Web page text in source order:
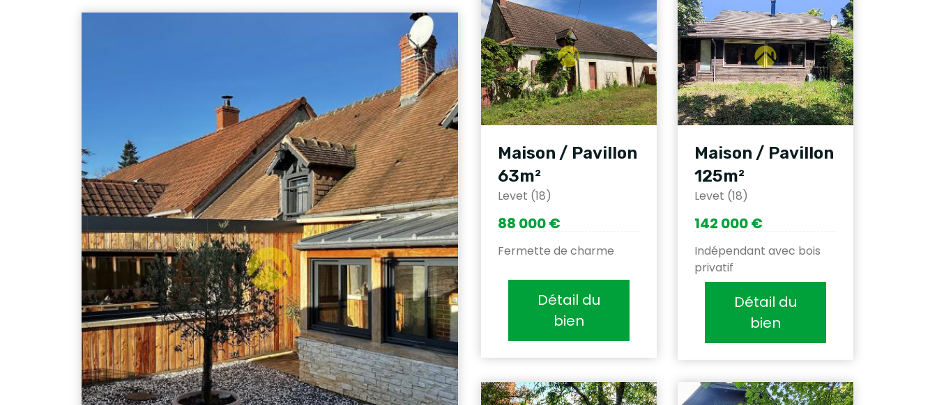
Maison / Pavillon
63m²
Levet (18)
88 000 €
Fermette de charme
Détail du
bien
Maison / Pavillon
125m²
Levet (18)
142 000 €
Indépendant avec bois
privatif
Détail du
bien